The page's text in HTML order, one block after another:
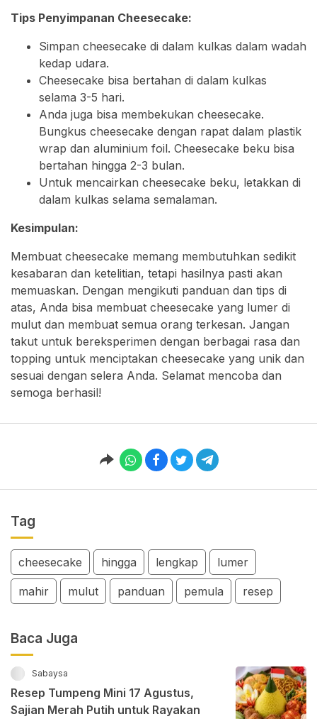
Tips Penyimpanan Cheesecake:
Simpan cheesecake di dalam kulkas dalam wadah
kedap udara.
Cheesecake bisa bertahan di dalam kulkas
selama 3-5 hari.
Anda juga bisa membekukan cheesecake.
Bungkus cheesecake dengan rapat dalam plastik
wrap dan aluminium foil. Cheesecake beku bisa
bertahan hingga 2-3 bulan.
Untuk mencairkan cheesecake beku, letakkan di
dalam kulkas selama semalaman.
Kesimpulan:
Membuat cheesecake memang membutuhkan sedikit
kesabaran dan ketelitian, tetapi hasilnya pasti akan
memuaskan. Dengan mengikuti panduan dan tips di
atas, Anda bisa membuat cheesecake yang lumer di
mulut dan membuat semua orang terkesan. Jangan
takut untuk bereksperimen dengan berbagai rasa dan
topping untuk menciptakan cheesecake yang unik dan
sesuai dengan selera Anda. Selamat mencoba dan
semoga berhasil!
Tag
cheesecake hingga lengkap lumer
mahir mulut panduan pemula resep
Baca Juga
Sabaysa
Resep Tumpeng Mini 17 Agustus,
Sajian Merah Putih untuk Rayakan